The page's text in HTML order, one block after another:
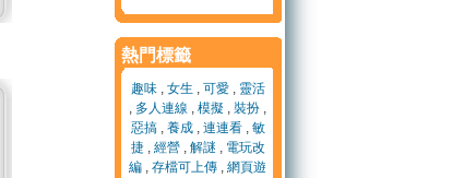
熱門標籤
趣味, 女生 , 可愛, 靈活
, 多人連線 , 模擬 , 裝扮 ,
惡搞, 養成, 連連看, 敏
捷, 經營, 解謎 , 電玩改
編 , 存檔可上傳 , 網頁遊